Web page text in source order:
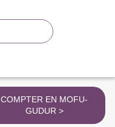
COMPTER EN MOFU-
GUDUR >